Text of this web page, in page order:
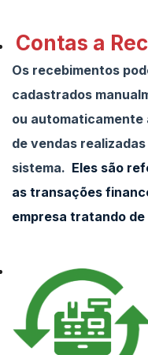
Contas a
Os recebimentos
cadastrados
ou automaticamente
de vendas realizadas
sistema. Eles são
as transações
empresa tratando